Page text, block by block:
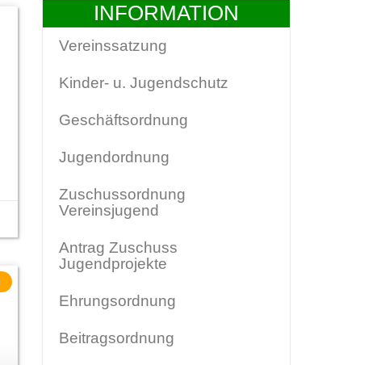
INFORMATION
Vereinssatzung
Kinder- u. Jugendschutz
Geschäftsordnung
Jugendordnung
Zuschussordnung
Vereinsjugend
Antrag Zuschuss
Jugendprojekte
Ehrungsordnung
Beitragsordnung